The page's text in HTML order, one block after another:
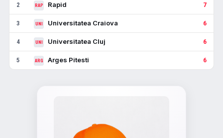
2 RAP Rapid 7
3 UNI Universitatea Craiova 6
4 UNI Universitatea Cluj 6
5 ARG Arges Pitesti 6